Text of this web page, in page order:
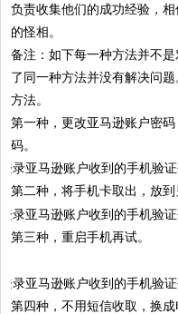
负责收集他们的成功经验，
的怪相。
备注：如下每一种方法并不
了同一种方法并没有解决问
方法。
第一种，更改亚马逊账户密
码。
第二种，将手机卡取出，放
第三种，重启手机再试。
第四种，不用短信收取，换成